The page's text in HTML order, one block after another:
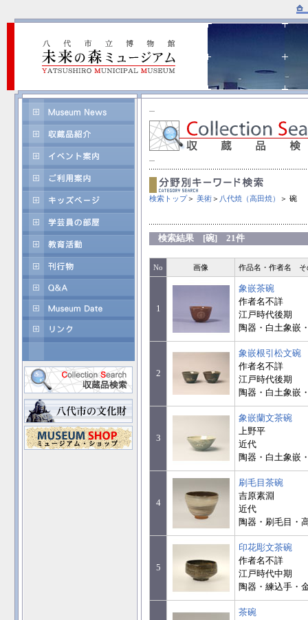
検索トップ＞ 美術＞ 八代焼（高田焼） ＞ 碗
検索結果 [碗] 21件
No 画像 作品名・作者名 そ
1
象嵌茶碗
作者名不詳
江戸時代後期
陶器・白土象
2
象嵌根引松文碗
作者名不詳
江戸時代後期
陶器・白土象
3
象嵌蘭文茶碗
上野平
近代
陶器・白土象
4
刷毛目茶碗
吉原素淵
近代
陶器・刷毛目
5
印花彫文茶碗
作者名不詳
江戸時代中期
陶器・練込手
茶碗